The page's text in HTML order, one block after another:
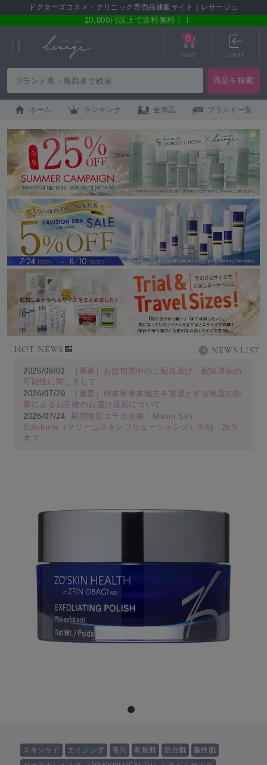
ドクターズコスメ・クリニック専売品通販サイト｜レサージュ
10,000円以上で送料無料！！
0
CART LOGIN
ホーム ランキング 全商品 ブランド一覧
HOT NEWS NEWS LIST
2026/08/01
［重要］お盆期間中のご配送及び、配送遅延の
可能性に関しまして
2026/07/29
［重要］熊本県熊本地方を震源とする地震の影
響によるお荷物のお届け遅延について
2026/07/24
期間限定コラボ企画！Marini Skin
Solutions（マリーニスキンソリューションズ）全品『25％
オフ』
スキンケア エイジング 毛穴 乾燥肌 混合肌
脂性肌